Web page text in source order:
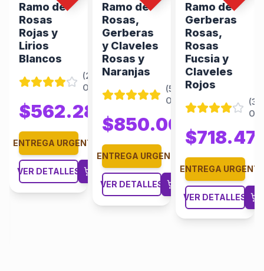
)
$1074.57
Ramo de
Rosas
Rojas y
Lirios
Blancos
(267
Opiniones
$562.28
ENTREGA URGENTE
VER DETALLES
Ramo de
Rosas,
Gerberas
y Claveles
Rosas y
Naranjas
(506
Opiniones
$850.00
ENTREGA URGENTE
VER DETALLES
Ramo de
Gerberas
Rosas,
Rosas
Fucsia y
Claveles
Rojos
(
$718.47
ENTREGA URGENTE
VER DETALLES